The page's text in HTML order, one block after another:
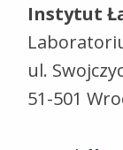
Instytut
ul.
51-501